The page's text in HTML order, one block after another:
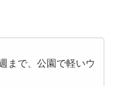
まで、公園で軽いウ